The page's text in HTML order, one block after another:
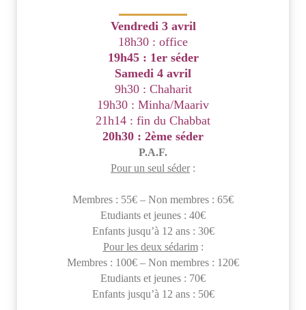
Vendredi 3 avril
18h30 : office
19h45 : 1er séder
Samedi 4 avril
9h30 : Chaharit
19h30 : Minha/Maariv
21h14 : fin du Chabbat
20h30 : 2ème séder
P.A.F.
Pour un seul séder:
Membres : 55€ – Non membres : 65€
Etudiants et jeunes : 40€
Enfants jusqu’à 12 ans : 30€
Pour les deux sédarim:
Membres : 100€ – Non membres : 120€
Etudiants et jeunes : 70€
Enfants jusqu’à 12 ans : 50€